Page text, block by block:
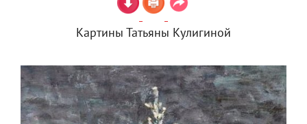
Картины Татьяны Кулигиной